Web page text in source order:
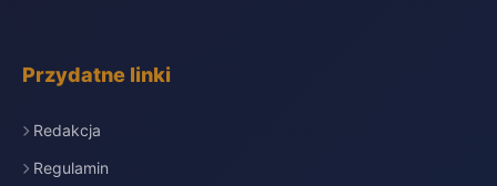
Przydatne linki
Redakcja
Regulamin